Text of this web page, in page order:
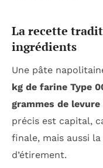
La recette
ingrédients
Une pâte
kg de farine Type
grammes de levure
précis est capital,
finale, mais aussi
d’étirement.